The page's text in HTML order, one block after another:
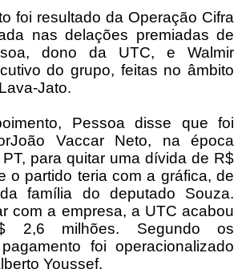
foi resultado da Operação Cifra
nas delações premiadas de
dono da UTC, e Walmir
do grupo, feitas no âmbito
Jato.
Pessoa disse que foi
Vaccar Neto, na época
para quitar uma dívida de R$
o partido teria com a gráfica, de
família do deputado Souza.
com a empresa, a UTC acabou
2,6 milhões. Segundo os
foi operacionalizado
Youssef.